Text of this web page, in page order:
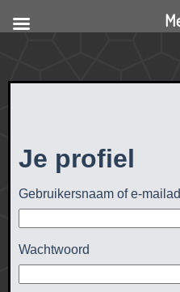
Je profiel
Gebruikersnaam of e-
Wachtwoord